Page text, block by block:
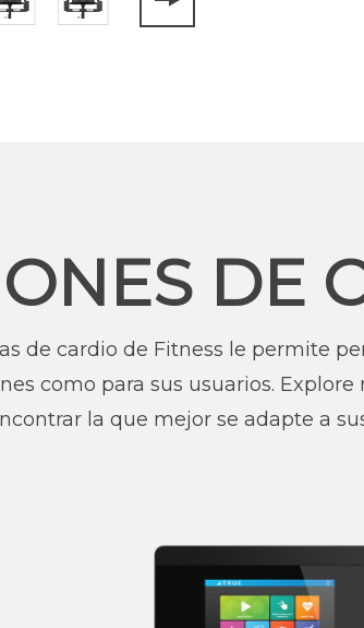
DE
de cardio de Fitness le permite
como para sus usuarios.
la que mejor se adapte a